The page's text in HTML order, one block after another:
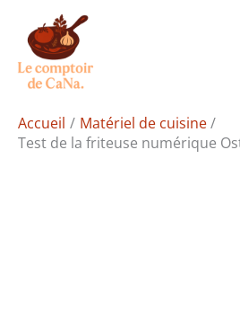
contenu
Accueil
Matériel de cuisine
Test de la friteuse numérique
Rechercher